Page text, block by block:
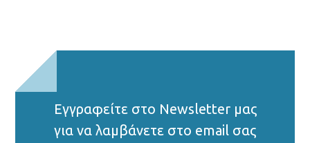
Εγγραφείτε στο Νewsletter μας
για να λαμβάνετε στο email σας